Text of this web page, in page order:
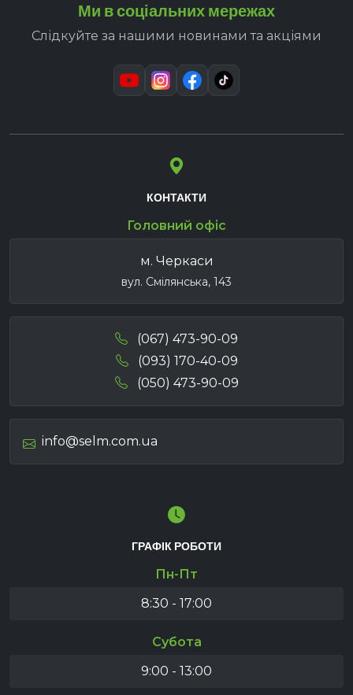
Ми в соціальних мережах
Слідкуйте за нашими новинами та акціями
КОНТАКТИ
Головний офіс
м. Черкаси
вул. Смілянська, 143
(067) 473-90-09
(093) 170-40-09
(050) 473-90-09
info@selm.com.ua
ГРАФІК РОБОТИ
Пн-Пт
8:30 - 17:00
Субота
9:00 - 13:00